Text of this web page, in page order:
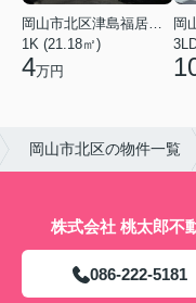
岡山市北区津島福居１丁目
1K (21.18㎡)
4万円
岡山市北区の物件一覧
株式会社 桃太郎不
086-222-5181